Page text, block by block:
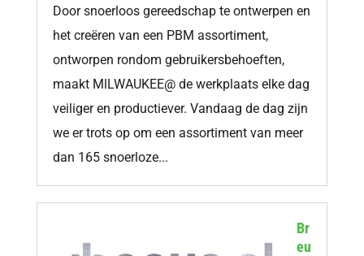
Door snoerloos gereedschap te ontwerpen en
het creëren van een PBM assortiment,
ontworpen rondom gebruikersbehoeften,
maakt MlLWAUKEE@ de werkplaats elke dag
veiliger en productiever. Vandaag de dag zijn
we er trots op om een assortiment van meer
dan 165 snoerloze...
Br
eu